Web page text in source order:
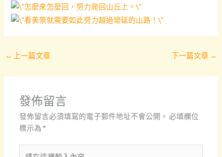
← 上一篇文章 下一篇文章 →
發佈留言
發佈留言必須填寫的電子郵件地址不會公開。 必填欄位
標示為 *